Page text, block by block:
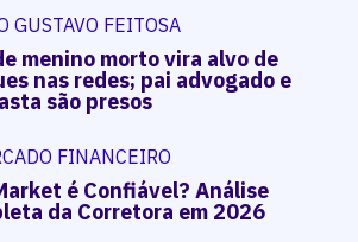
GUSTAVO FEITOSA
menino morto vira alvo de
nas redes; pai advogado e
são presos
FINANCEIRO
é Confiável? Análise
da Corretora em 2026